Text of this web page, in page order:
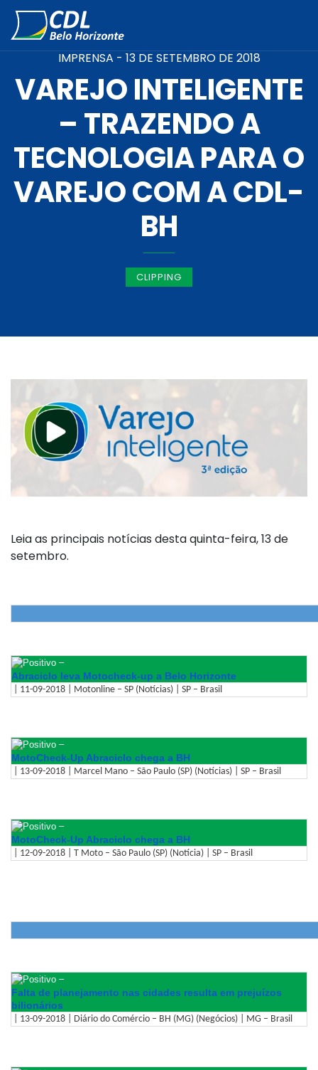
IMPRENSA - 13 DE SETEMBRO DE 2018
VAREJO INTELIGENTE
– TRAZENDO A
TECNOLOGIA PARA O
VAREJO COM A CDL-
BH
CLIPPING
Leia as principais notícias desta quinta-feira, 13 de
setembro.
–
Abraciclo leva Motocheck-up a Belo Horizonte
| 11-09-2018 | Motonline – SP (Notícias) | SP – Brasil
–
MotoCheck-Up Abraciclo chega a BH
| 13-09-2018 | Marcel Mano – São Paulo (SP) (Notícias) | SP – Brasil
–
MotoCheck-Up Abraciclo chega a BH
| 12-09-2018 | T Moto – São Paulo (SP) (Notícia) | SP – Brasil
–
Falta de planejamento nas cidades resulta em prejuízos
bilionários
| 13-09-2018 | Diário do Comércio – BH (MG) (Negócios) | MG – Brasil